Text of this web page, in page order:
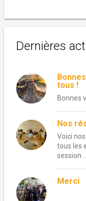
Dernières
tous !
Bonnes
Nos
Voici
tous les
session …
Merci